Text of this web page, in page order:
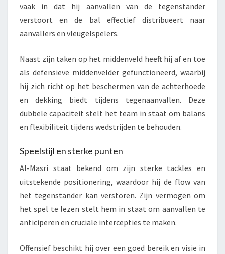
vaak in dat hij aanvallen van de tegenstander
verstoort en de bal effectief distribueert naar
aanvallers en vleugelspelers.
Naast zijn taken op het middenveld heeft hij af en toe
als defensieve middenvelder gefunctioneerd, waarbij
hij zich richt op het beschermen van de achterhoede
en dekking biedt tijdens tegenaanvallen. Deze
dubbele capaciteit stelt het team in staat om balans
en flexibiliteit tijdens wedstrijden te behouden.
Speelstijl en sterke punten
Al-Masri staat bekend om zijn sterke tackles en
uitstekende positionering, waardoor hij de flow van
het tegenstander kan verstoren. Zijn vermogen om
het spel te lezen stelt hem in staat om aanvallen te
anticiperen en cruciale intercepties te maken.
Offensief beschikt hij over een goed bereik en visie in